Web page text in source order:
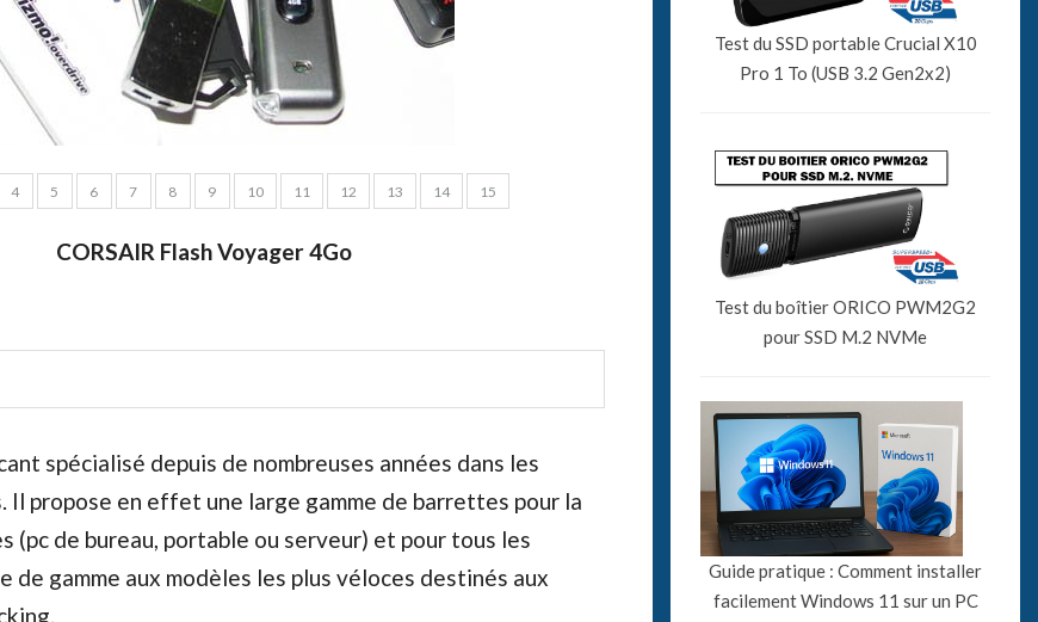
4 5 6 7 8 9 10 11 12 13 14 15
CORSAIR Flash Voyager 4Go
spécialisé depuis de nombreuses années dans les
Il propose en effet une large gamme de barrettes pour la
(pc de bureau, portable ou serveur) et pour tous les
de gamme aux modèles les plus véloces destinés aux
Test du SSD portable Crucial X10
Pro 1 To (USB 3.2 Gen2x2)
Test du boîtier ORICO PWM2G2
pour SSD M.2 NVMe
Guide pratique : Comment installer
facilement Windows 11 sur un PC